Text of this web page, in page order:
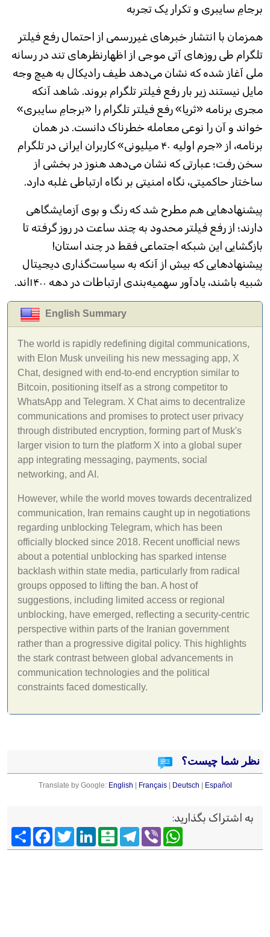
برجامِ سایبری و تکرار یک تجربه
همزمان با انتشار خبر‌های غیررسمی از احتمال رفع فیلتر
تلگرام طی روز‌های آتی موجی از اظهارنظر‌های تند در رسانه
ملی آغاز شده که نشان می‌دهد طیف رادیکال به هیچ وجه
مایل نیستند زیر بار رفع فیلتر تلگرام بروند. شاهد آنکه
مجری برنامه «ثریا» رفع فیلتر تلگرام را «برجامِ سایبری»
خواند و آن را نوعی معامله خطرناک دانست. در همان
برنامه، از «جرم اولیه ۴۰ میلیونی» کاربران ایرانی در تلگرام
سخن رفت؛ عبارتی که نشان می‌دهد هنوز در بخشی از
ساختار حاکمیتی، نگاه امنیتی بر نگاه ارتباطی غلبه دارد.
پیشنهاد‌هایی هم مطرح شد که رنگ و بوی آزمایشگاهی
دارند؛ از رفع فیلتر محدود به چند ساعت در روز گرفته تا
بازگشایی این شبکه اجتماعی فقط در چند استان!
پیشنهاد‌هایی که بیش از آنکه به سیاست‌گذاری دیجیتال
شبیه باشند، یادآور سهمیه‌بندی ارتباطات در دهه ۱۴۰۰‌اند.
English Summary
The world is rapidly redefining digital communications,
with Elon Musk unveiling his new messaging app, X
Chat, designed with end-to-end encryption similar to
Bitcoin, positioning itself as a strong competitor to
WhatsApp and Telegram. X Chat aims to decentralize
communications and promises to protect user privacy
through distributed encryption, forming part of Musk's
larger vision to turn the platform X into a global super
app integrating messaging, payments, social
networking, and AI.
However, while the world moves towards decentralized
communication, Iran remains caught up in negotiations
regarding unblocking Telegram, which has been
officially blocked since 2018. Recent unofficial news
about a potential unblocking has sparked intense
backlash within state media, particularly from radical
groups opposed to lifting the ban. A host of
suggestions, including limited access or regional
unblocking, have emerged, reflecting a security-centric
perspective within parts of the Iranian government
rather than a progressive digital policy. This highlights
the stark contrast between global advancements in
communication technologies and the political
constraints faced domestically.
نظر شما چیست؟
Translate by Google: English | Français| Deutsch | Español
به اشتراک بگذارید:
FacebookTwitter
LinkedInBalatarin
TelegramViber
WhatsApp